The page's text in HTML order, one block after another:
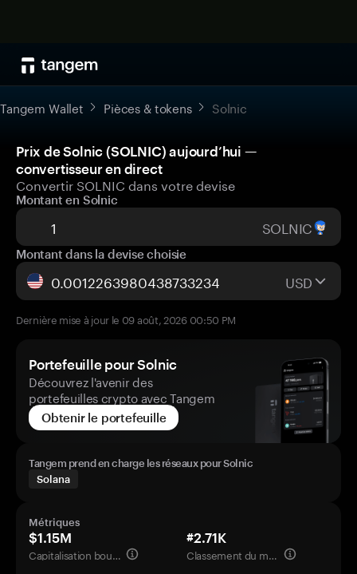
Tangem Wallet Pièces & tokens Solnic
Prix de Solnic (SOLNIC) aujourd’hui —
convertisseur en direct
Convertir SOLNIC dans votre devise
Montant en Solnic
SOLNIC
Montant dans la devise choisie
USD
Dernière mise à jour le 09 août, 2026 00:50 PM
Portefeuille pour Solnic
Découvrez l'avenir des
portefeuilles crypto avec Tangem
Obtenir le portefeuille
Tangem prend en charge les réseaux pour Solnic
Solana
Métriques
$1.15M
Capitalisation boursière
#2.71K
Classement du marché